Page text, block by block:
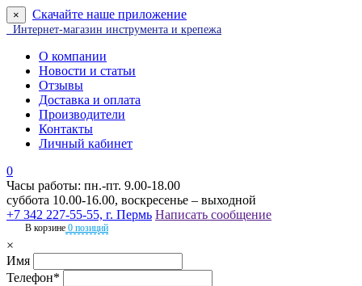
× Скачайте наше приложение
Интернет-магазин инструмента и крепежа
О компании
Новости и статьи
Отзывы
Доставка и оплата
Производители
Контакты
Личный кабинет
0
Часы работы: пн.-пт. 9.00-18.00
суббота 10.00-16.00, воскресенье – выходной
+7 342 227-55-55, г. Пермь Написать сообщение
В корзине 0 позиций
×
Имя
Телефон*